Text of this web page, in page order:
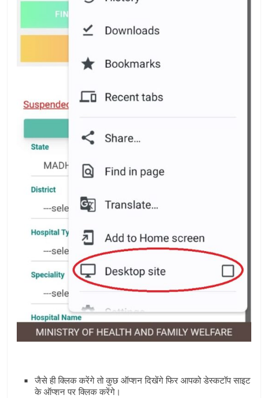
जैसे ही क्लिक करेंगे तो कुछ ऑप्‍शन दिखेंगे फिर आपको डेस्‍कटॉप साइट
के ऑप्‍शन पर क्लिक करेंगे।